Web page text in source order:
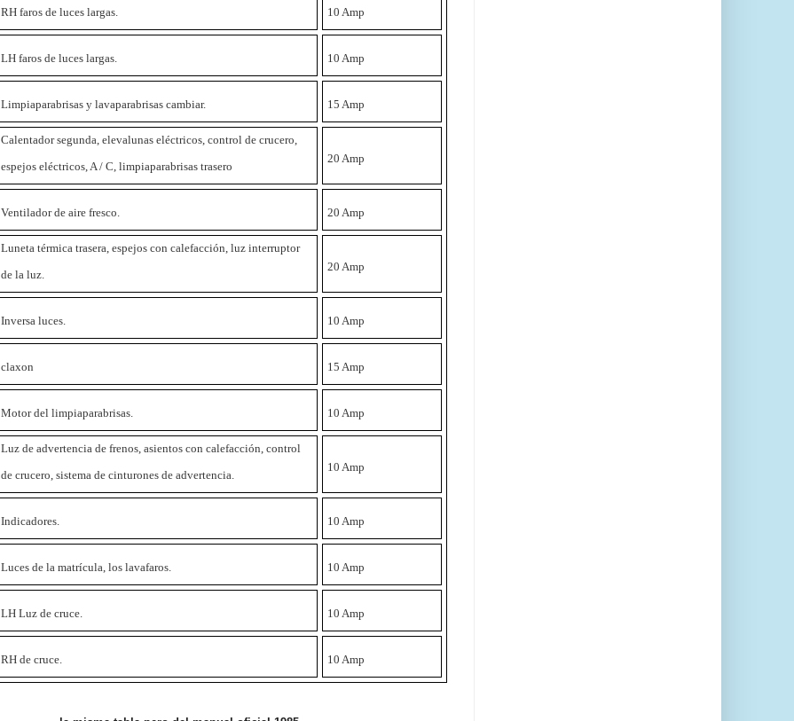
RH faros de luces largas. 10 Amp
LH faros de luces largas. 10 Amp
Limpiaparabrisas y lavaparabrisas cambiar. 15 Amp
Calentador segunda, elevalunas eléctricos, control de crucero,
espejos eléctricos, A / C, limpiaparabrisas trasero
20 Amp
Ventilador de aire fresco. 20 Amp
Luneta térmica trasera, espejos con calefacción, luz interruptor
de la luz.
20 Amp
Inversa luces. 10 Amp
claxon 15 Amp
Motor del limpiaparabrisas. 10 Amp
Luz de advertencia de frenos, asientos con calefacción, control
de crucero, sistema de cinturones de advertencia.
10 Amp
Indicadores. 10 Amp
Luces de la matrícula, los lavafaros. 10 Amp
LH Luz de cruce. 10 Amp
RH de cruce. 10 Amp